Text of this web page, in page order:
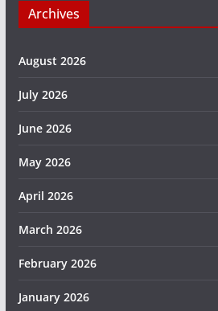
Archives
August 2026
July 2026
June 2026
May 2026
April 2026
March 2026
February 2026
January 2026